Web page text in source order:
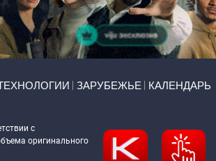
ЗАРУБЕЖЬЕ КАЛЕНДАРЬ
с
оригинального